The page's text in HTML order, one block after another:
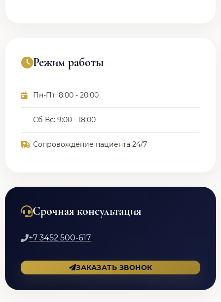
Режим работы
Пн-Пт: 8:00 - 20:00
Сб-Вс: 9:00 - 18:00
Сопровождение пациента 24/7
Срочная консультация
+7 3452 500-617
ЗАКАЗАТЬ ЗВОНОК